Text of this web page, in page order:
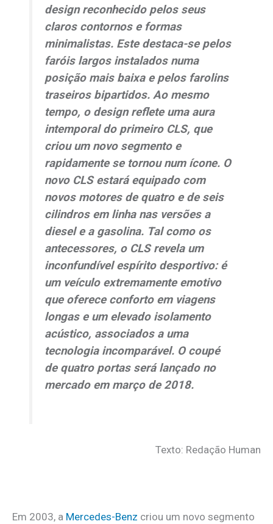
designreconhecido pelos seus
claros contornos e formas
minimalistas. Este destaca-se pelos
faróis largos instalados numa
posição mais baixa e pelos farolins
traseiros bipartidos. Ao mesmo
tempo, o designreflete uma aura
intemporal do primeiro CLS, que
criou um novo segmento e
rapidamente se tornou num ícone. O
novo CLS estará equipado com
novos motores de quatro e de seis
cilindros em linha nas versões a
diesele a gasolina. Tal como os
antecessores, o CLS revela um
inconfundível espírito desportivo: é
um veículo extremamente emotivo
que oferece conforto em viagens
longas e um elevado isolamento
acústico, associados a uma
tecnologia incomparável. O coupé
de quatro portas será lançado no
mercado em março de 2018.
Texto: Redação Human
Em 2003, a Mercedes-Benz criou um novo segmento